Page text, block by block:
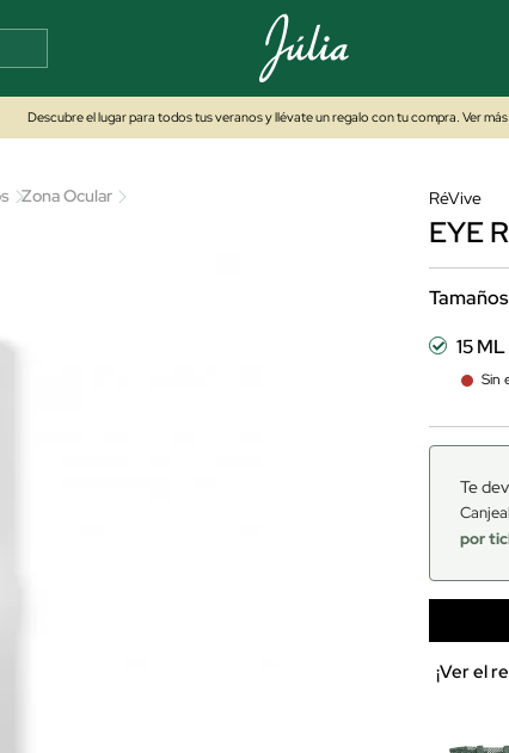
Descubre el lugar para todos tus veranos y llévate un regalo con tu compra. Ver más
Zona Ocular
RéVive
EYE
Tamaños
15 ML
Sin
Te
por
¡Ver el